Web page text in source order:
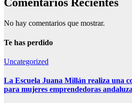
Comentarios Recientes
No hay comentarios que mostrar.
Te has perdido
Uncategorized
La Escuela Juana Millán realiza una
para mujeres emprendedoras